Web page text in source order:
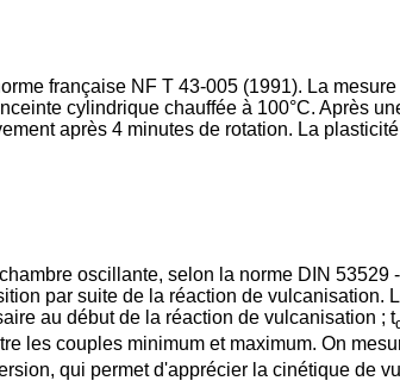
française NF T 43-005 (1991). La
cylindrique chauffée à 100°C. Après
après 4 minutes de rotation. La
oscillante, selon la norme DIN
par suite de la réaction de vulcanisation.
au début de la réaction de vulcanisation ; t
les couples minimum et maximum. On
qui permet d'apprécier la cinétique de